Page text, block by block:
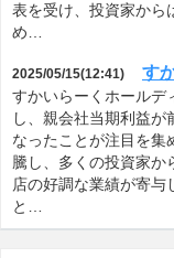
表を受け、投資家から
め…
2025/05/15(12:41) す
すかいらーくホールデ
し、親会社当期利益が
なったことが注目を集
騰し、多くの投資家か
店の好調な業績が寄与
と…